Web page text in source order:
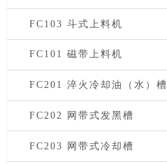
FC103 斗式上料机
FC101 磁带上料机
FC201 淬火冷却油（水）槽
FC202 网带式发黑槽
FC203 网带式冷却槽